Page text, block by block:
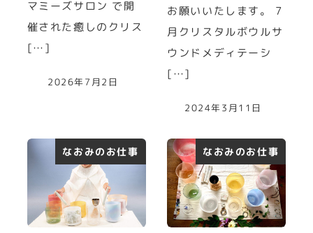
マミーズサロン で開
催された癒しのクリス
[…]
2026年7月2日
お願いいたします。 7
月クリスタルボウルサ
ウンドメディテーシ
[…]
2024年3月11日
なおみのお仕事 なおみのお仕事